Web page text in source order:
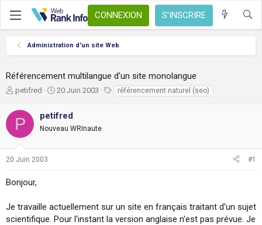
CONNEXION S'INSCRIRE
Administration d'un site Web
Référencement multilangue d'un site monolangue
A
t
e
u
e
a
s
petifred
D
t
e
d
20 Juin 2003 référencement naturel (seo)
P petifred
Nouveau WRInaute
20 Juin 2003 #1
Bonjour,
Je travaille actuellement sur un site en français traitant d'un sujet
scientifique. Pour l'instant la version anglaise n'est pas prévue. Je